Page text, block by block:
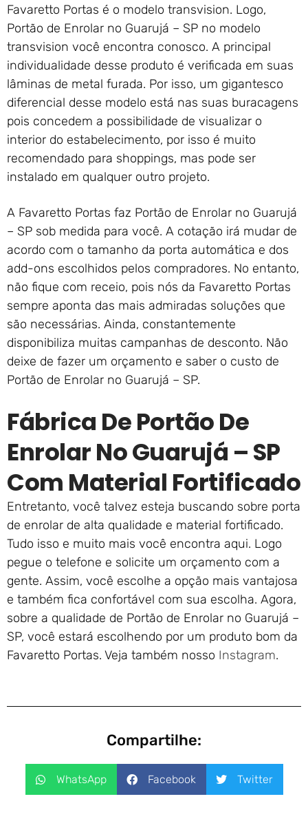
Favaretto Portas é o modelo transvision. Logo,
Portão de Enrolar no Guarujá – SP no modelo
transvision você encontra conosco. A principal
individualidade desse produto é verificada em suas
lâminas de metal furada. Por isso, um gigantesco
diferencial desse modelo está nas suas buracagens
pois concedem a possibilidade de visualizar o
interior do estabelecimento, por isso é muito
recomendado para shoppings, mas pode ser
instalado em qualquer outro projeto.
A Favaretto Portas faz Portão de Enrolar no Guarujá
– SP sob medida para você. A cotação irá mudar de
acordo com o tamanho da porta automática e dos
add-ons escolhidos pelos compradores. No entanto,
não fique com receio, pois nós da Favaretto Portas
sempre aponta das mais admiradas soluções que
são necessárias. Ainda, constantemente
disponibiliza muitas campanhas de desconto. Não
deixe de fazer um orçamento e saber o custo de
Portão de Enrolar no Guarujá – SP.
Fábrica De Portão De
Enrolar No Guarujá – SP
Com Material Fortificado
Entretanto, você talvez esteja buscando sobre porta
de enrolar de alta qualidade e material fortificado.
Tudo isso e muito mais você encontra aqui. Logo
pegue o telefone e solicite um orçamento com a
gente. Assim, você escolhe a opção mais vantajosa
e também fica confortável com sua escolha. Agora,
sobre a qualidade de Portão de Enrolar no Guarujá –
SP, você estará escolhendo por um produto bom da
Favaretto Portas. Veja também nosso Instagram.
Compartilhe:
WhatsApp Facebook Twitter